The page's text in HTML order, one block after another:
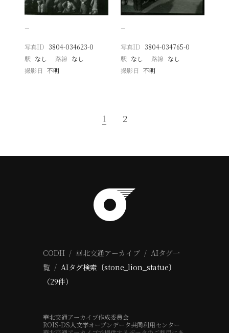
−
写真ID 3804-034623-0
駅 なし 路線 なし
撮影日
不明
−
写真ID 3804-034765-0
駅 なし 路線 なし
撮影日 不明
1 2
CODH 華北交通アーカイブ
AIタグ一
覧
AIタグ検索〔stone_lion_statue〕
（29件）
華北交通アーカイブ作成委員会
ROIS-DS人文学オープンデータ共同利用センター